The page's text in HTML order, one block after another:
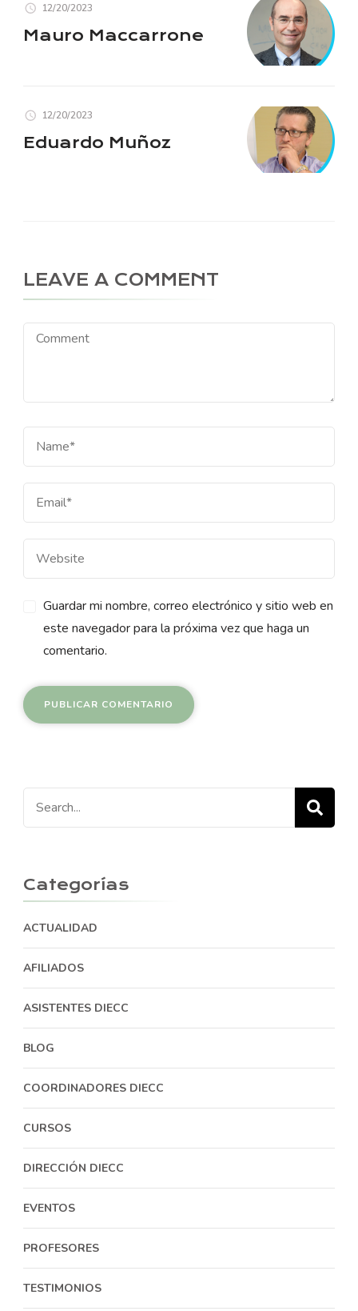
12/20/2023
Mauro Maccarrone
12/20/2023
Eduardo Muñoz
LEAVE A COMMENT
Guardar mi nombre, correo electrónico y sitio web en
este navegador para la próxima vez que haga un
comentario.
Search
for:
Categorías
ACTUALIDAD
AFILIADOS
ASISTENTES DIECC
BLOG
COORDINADORES DIECC
CURSOS
DIRECCIÓN DIECC
EVENTOS
PROFESORES
TESTIMONIOS